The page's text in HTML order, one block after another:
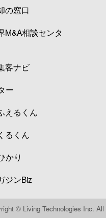
の窓口
M&A相談センタ
客ナビ
ー
えるくん
るくん
かり
ジンBiz
© Living Technologies Inc. All